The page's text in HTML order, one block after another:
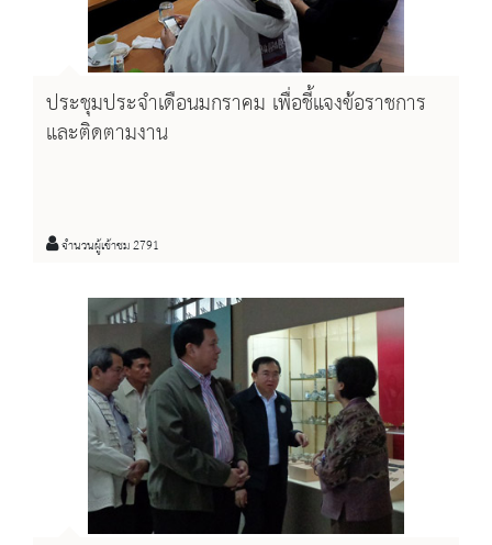
ประชุมประจำเดือนมกราคม เพื่อชี้แจงข้อราชการ
และติดตามงาน
จำนวนผู้เข้าชม 2791